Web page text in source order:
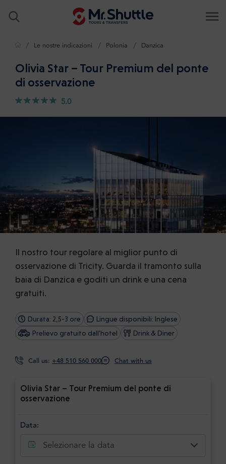
Casa Le nostre indicazioni Polonia Danzica
Olivia Star – Tour Premium del ponte
di osservazione
5.0
Il nostro tour regolare al miglior punto di
osservazione di Tricity. Guarda il tramonto sulla
baia di Danzica e goditi un drink e una cena
gratuiti.
Durata: 2,5-3 ore
Lingue disponibili: Inglese
Prelievo gratuito dall'hotel
Drink & Diner
Call us: +48 510 560 000 Chat with us
Olivia Star – Tour Premium del ponte di
osservazione
Data:
Selezionare la data